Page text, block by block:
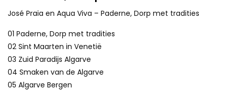
José Praia en Aqua Viva – Paderne, Dorp met tradities
01 Paderne, Dorp met tradities
02 Sint Maarten in Venetië
03 Zuid Paradijs Algarve
04 Smaken van de Algarve
05 Algarve Bergen